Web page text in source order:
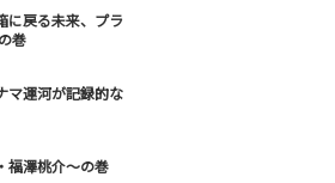
戻る未来、プラ
巻
運河が記録的な
澤桃介～の巻